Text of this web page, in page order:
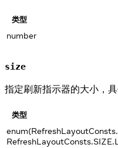
类型
number
size
指定刷新指示器的大小，
类型